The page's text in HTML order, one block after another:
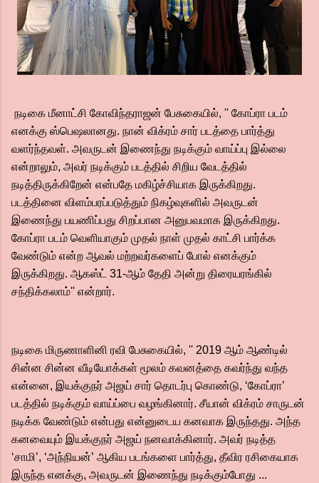
நடிகை மீனாட்சி கோவிந்தராஜன் பேசுகையில், '' கோப்ரா படம்
எனக்கு ஸ்பெஷலானது. நான் விக்ரம் சார் படத்தை பார்த்து
வளர்ந்தவள். அவருடன் இணைந்து நடிக்கும் வாய்ப்பு இல்லை
என்றாலும், அவர் நடிக்கும் படத்தில் சிறிய வேடத்தில்
நடித்திருக்கிறேன் என்பதே மகிழ்ச்சியாக இருக்கிறது.
படத்தினை விளம்பரப்படுத்தும் நிகழ்வுகளில் அவருடன்
இணைந்து பயணிப்பது சிறப்பான அனுபவமாக இருக்கிறது.
கோப்ரா படம் வெளியாகும் முதல் நாள் முதல் காட்சி பார்க்க
வேண்டும் என்ற ஆவல் மற்றவர்களைப் போல் எனக்கும்
இருக்கிறது. ஆகஸ்ட் 31-ஆம் தேதி அன்று திரையரங்கில்
சந்திக்கலாம்'' என்றார்.
நடிகை மிருணாளினி ரவி பேசுகையில், '' 2019 ஆம் ஆண்டில்
சின்ன சின்ன வீடியோக்கள் மூலம் கவனத்தை கவர்ந்து வந்த
என்னை, இயக்குநர் அஜய் சார் தொடர்பு கொண்டு, ‘கோப்ரா’
படத்தில் நடிக்கும் வாய்ப்பை வழங்கினார். சீயான் விக்ரம் சாருடன்
நடிக்க வேண்டும் என்பது என்னுடைய கனவாக இருந்தது. அந்த
கனவையும் இயக்குநர் அஜய் நனவாக்கினார். அவர் நடித்த
‘சாமி’, ‘அந்நியன்’ ஆகிய படங்களை பார்த்து, தீவிர ரசிகையாக
இருந்த எனக்கு, அவருடன் இணைந்து நடிக்கும்போது ...